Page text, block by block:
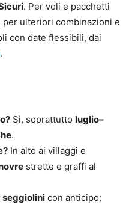
. Per voli e pacchetti
per ulteriori combinazioni e
con date flessibili, dai
.
Sì, soprattutto luglio–
.
In alto ai villaggi e
strette e graffi al
seggiolini con anticipo;